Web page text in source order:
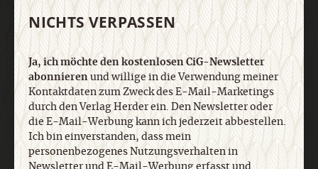
Kontaktdaten zum Zweck des E-Mail-Marketings
durch den Verlag Herder ein. Den Newsletter oder
die E-Mail-Werbung kann ich jederzeit abbestellen.
Ich bin einverstanden, dass mein
personenbezogenes Nutzungsverhalten in
Newsletter und E-Mail-Werbung erfasst und
ausgewertet wird, um die Inhalte besser auf meine
Interessen auszurichten. Über einen Link in
Newsletter oder E-Mail kann ich diese Funktion
jederzeit ausschalten. Weiterführende
Informationen finden Sie in unseren
NICHTS VERPASSEN
Ja, ich möchte den kostenlosen CiG-Newsletter
abonnierenund willige in die Verwendung meiner
Kontaktdaten zum Zweck des E-Mail-Marketings
durch den Verlag Herder ein. Den Newsletter oder
die E-Mail-Werbung kann ich jederzeit abbestellen.
Ich bin einverstanden, dass mein
personenbezogenes Nutzungsverhalten in
Newsletter und E-Mail-Werbung erfasst und